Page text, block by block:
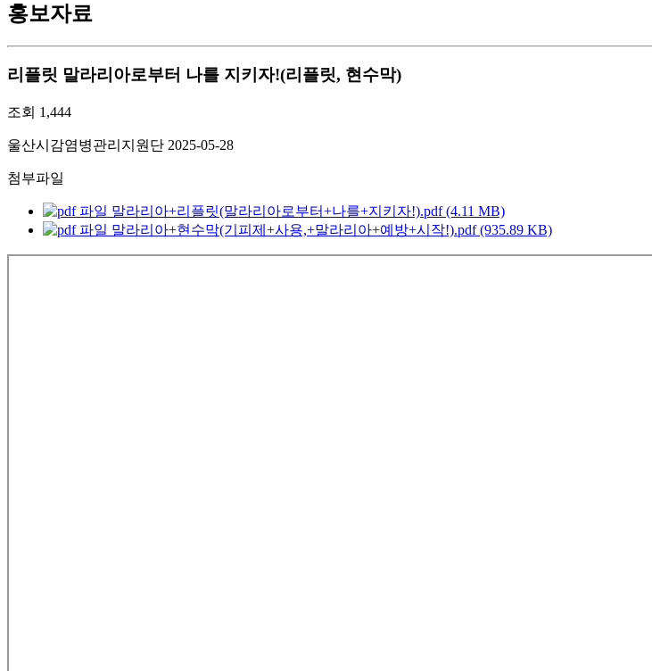
홍보자료
리플릿 말라리아로부터 나를 지키자!(리플릿, 현수막)
조회 1,444
울산시감염병관리지원단 2025-05-28
첨부파일
말라리아+리플릿(말라리아로부터+나를+지키자!).pdf (4.11 MB)
말라리아+현수막(기피제+사용,+말라리아+예방+시작!).pdf (935.89 KB)